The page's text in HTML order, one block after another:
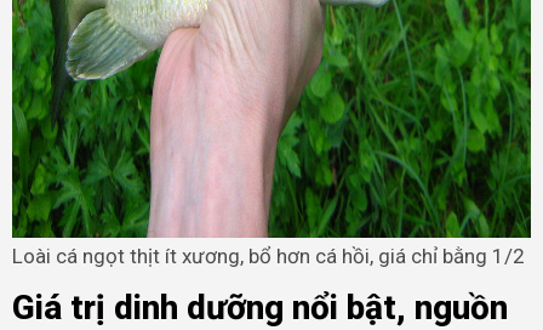
Loài cá ngọt thịt ít xương, bổ hơn cá hồi, giá chỉ bằng 1/2
Giá trị dinh dưỡng nổi bật, nguồn